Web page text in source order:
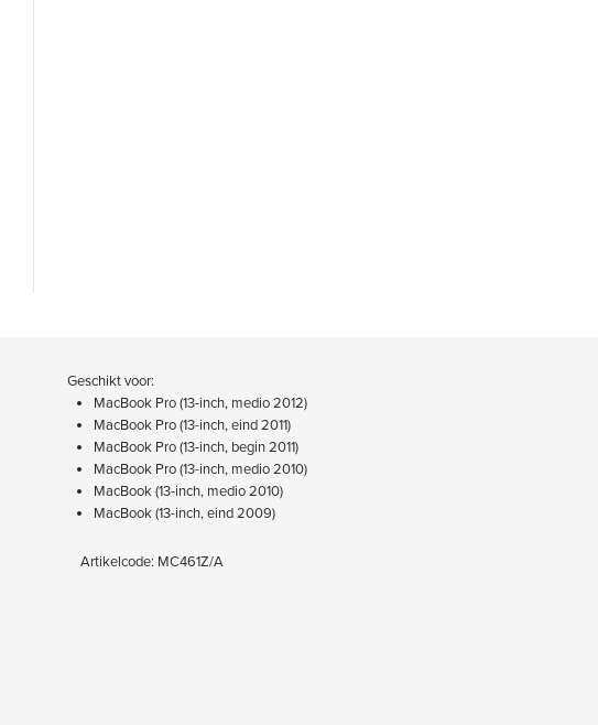
Geschikt voor:
MacBook Pro (13-inch, medio 2012)
MacBook Pro (13-inch, eind 2011)
MacBook Pro (13-inch, begin 2011)
MacBook Pro (13-inch, medio 2010)
MacBook (13-inch, medio 2010)
MacBook (13-inch, eind 2009)
Artikelcode: MC461Z/A